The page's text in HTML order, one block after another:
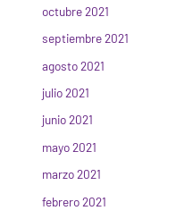
octubre 2021
septiembre 2021
agosto 2021
julio 2021
junio 2021
mayo 2021
marzo 2021
febrero 2021